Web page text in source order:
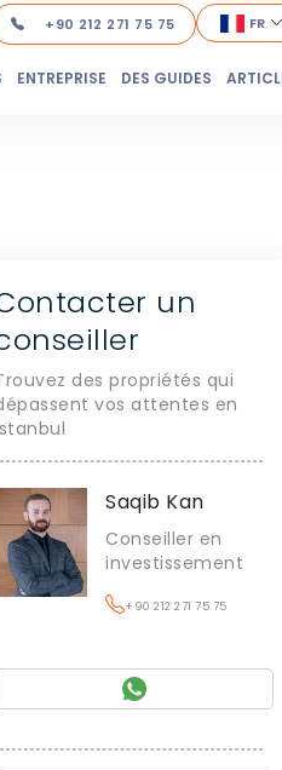
+90 212 271 75 75 FR
ENTREPRISE DES GUIDES
un
des propriétés qui
vos attentes en
Saqib Kan
Conseiller en
investissement
+90 212 271 75 75